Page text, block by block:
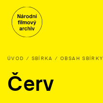
ÚVOD SBÍRKA OBSAH SBÍRKY
Červ